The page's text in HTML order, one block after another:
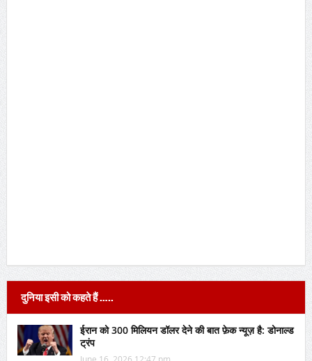
दुनिया इसी को कहते हैं …..
ईरान को 300 मिलियन डॉलर देने की बात फ़ेक न्यूज़ है: डोनाल्ड
ट्रंप
June 16, 2026 12:47 pm